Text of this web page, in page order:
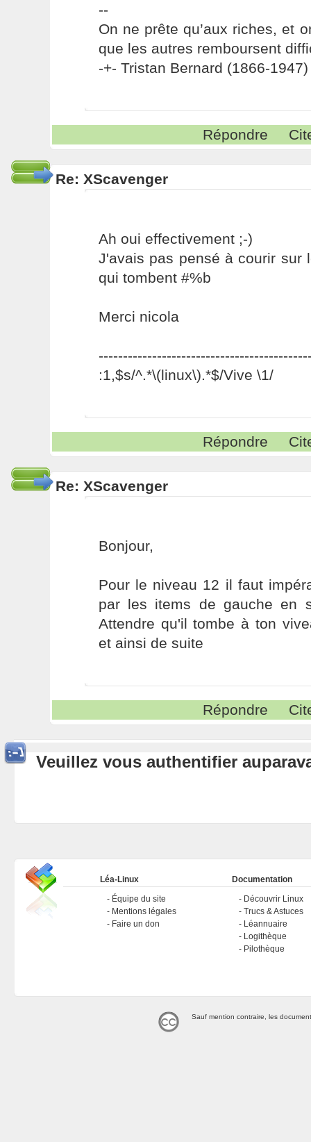
--
On ne prête qu’aux riches, et
que les autres remboursent
-+- Tristan Bernard (1866-1947)
Répondre
Re: XScavenger
Ah oui effectivement ;-)
J'avais pas pensé à courir sur
qui tombent #%b
Merci nicola
:1,$s/^.*\(linux\).*$/Vive \1/
Répondre
Re: XScavenger
Bonjour,
Pour le niveau 12 il faut
par les items de gauche en
Attendre qu'il tombe à ton
et ainsi de suite
Répondre
Veuillez vous authentifier
Léa-Linux
Équipe du site
Mentions légales
Faire un don
Documentation
Découvrir Linux
Trucs & Astuces
Léannuaire
Logithèque
Pilothèque
Sauf mention contraire, les